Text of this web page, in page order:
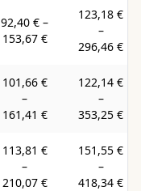
92,40 € –
153,67 €
123,18 €
–
296,46 €
101,66 €
–
161,41 €
122,14 €
–
353,25 €
113,81 €
–
210,07 €
151,55 €
–
418,34 €